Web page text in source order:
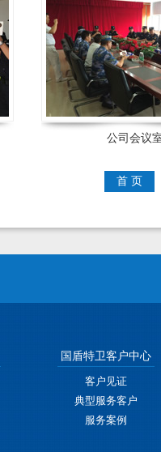
公司会议
首 页
国盾特卫客户中心
客户见证
典型服务客户
服务案例